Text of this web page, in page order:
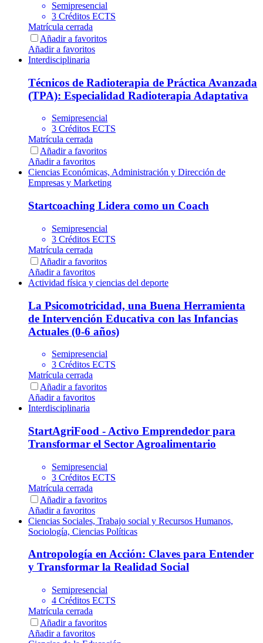
Semipresencial
3 Créditos ECTS
Matrícula cerrada
Añadir a favoritos
Añadir a favoritos
Interdisciplinaria
Técnicos de Radioterapia de Práctica Avanzada
(TPA): Especialidad Radioterapia Adaptativa
Semipresencial
3 Créditos ECTS
Matrícula cerrada
Añadir a favoritos
Añadir a favoritos
Ciencias Económicas, Administración y Dirección de
Empresas y Marketing
Startcoaching Lidera como un Coach
Semipresencial
3 Créditos ECTS
Matrícula cerrada
Añadir a favoritos
Añadir a favoritos
Actividad física y ciencias del deporte
La Psicomotricidad, una Buena Herramienta
de Intervención Educativa con las Infancias
Actuales (0-6 años)
Semipresencial
3 Créditos ECTS
Matrícula cerrada
Añadir a favoritos
Añadir a favoritos
Interdisciplinaria
StartAgriFood - Activo Emprendedor para
Transformar el Sector Agroalimentario
Semipresencial
3 Créditos ECTS
Matrícula cerrada
Añadir a favoritos
Añadir a favoritos
Ciencias Sociales, Trabajo social y Recursos Humanos,
Sociología, Ciencias Políticas
Antropología en Acción: Claves para Entender
y Transformar la Realidad Social
Semipresencial
4 Créditos ECTS
Matrícula cerrada
Añadir a favoritos
Añadir a favoritos